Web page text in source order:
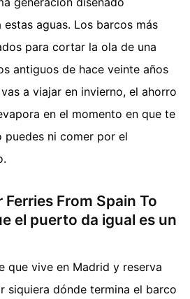
aguas. Los barcos más
para cortar la ola de una
antiguos de hace veinte años
a viajar en invierno, el ahorro
en el momento en que te
puedes ni comer por el
From Spain To
el puerto da igual es un
que vive en Madrid y reserva
siquiera dónde termina el barco